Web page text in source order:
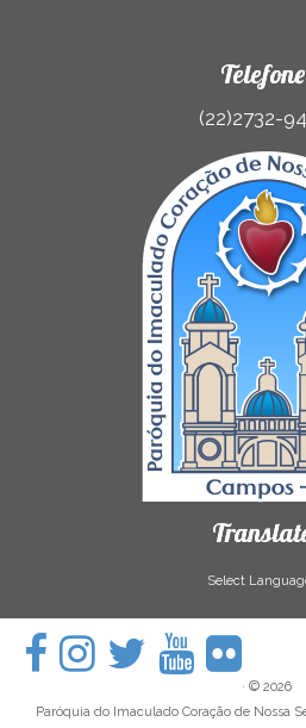
(22)2732-
Select
· © 2026
Paróquia do Imaculado Coração de Nossa